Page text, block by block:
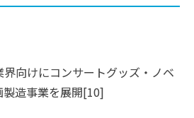
向けにコンサートグッズ・ノベ
造事業を展開[10]